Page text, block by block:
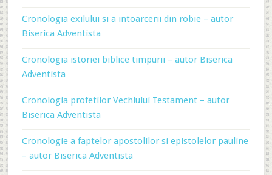
Cronologia exilului si a intoarcerii din robie – autor
Biserica Adventista
Cronologia istoriei biblice timpurii – autor Biserica
Adventista
Cronologia profetilor Vechiului Testament – autor
Biserica Adventista
Cronologie a faptelor apostolilor si epistolelor pauline
– autor Biserica Adventista